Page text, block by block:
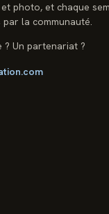
photo, et chaque
la communauté.
? Un partenariat ?